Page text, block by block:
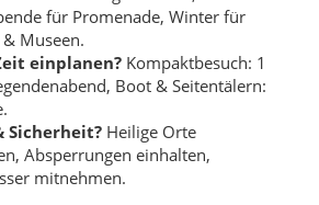
für Promenade, Winter für
Museen.
einplanen? Kompaktbesuch: 1
Boot & Seitentälern:
Sicherheit? Heilige Orte
Absperrungen einhalten,
mitnehmen.